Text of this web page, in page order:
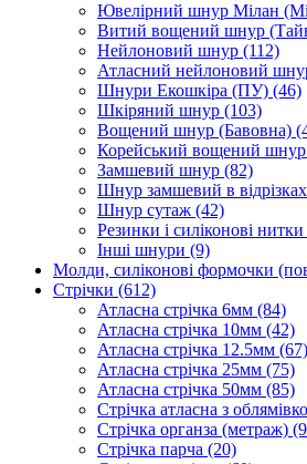
Ювелірний шнур Мілан
Витий вощений шнур
Нейлоновий шнур (112)
Атласний нейлоновий
Шнури Екошкіра (ПУ) (46)
Шкіряний шнур (103)
Вощений шнур (Бавовна)
Корейський вощений шнур
Замшевий шнур (82)
Шнур замшевий в відрізках
Шнур сутаж (42)
Резинки і силіконові нитки
Інші шнури (9)
Молди, силіконові формочки
Стрічки (612)
Атласна стрічка 6мм (84)
Атласна стрічка 10мм (42)
Атласна стрічка 12.5мм (67)
Атласна стрічка 25мм (75)
Атласна стрічка 50мм (85)
Стрічка атласна з
Стрічка органза (метраж)
Стрічка парча (20)